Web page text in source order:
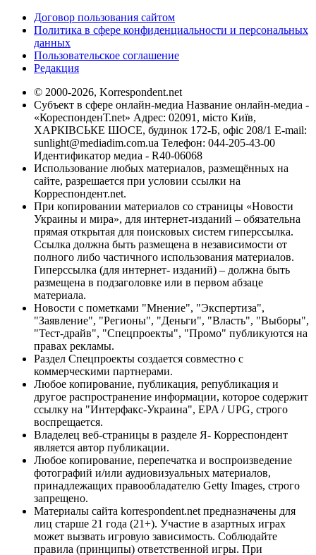
Договор пользования сайтом
Политика в сфере конфиденциальности и персональных
данных
Пользовательское соглашение
Редакция
© 2000-2026, Korrespondent.net
Субъект в сфере онлайн-медиа Название онлайн-медиа -
«КореспонденТ.net» Адрес: 02091, місто Київ,
ХАРКІВСЬКЕ ШОСЕ, будинок 172-Б, офіс 208/1 E-mail:
sunlight@mediadim.com.ua Телефон: 044-205-43-00
Идентификатор медиа - R40-06068
Использование любых материалов, размещённых на
сайте, разрешается при условии ссылки на
Корреспондент.net.
При копировании материалов со страницы «Новости
Украины и мира», для интернет-изданий – обязательна
прямая открытая для поисковых систем гиперссылка.
Ссылка должна быть размещена в независимости от
полного либо частичного использования материалов.
Гиперссылка (для интернет- изданий) – должна быть
размещена в подзаголовке или в первом абзаце
материала.
Новости с пометками "Мнение", "Экспертиза",
"Заявление", "Регионы", "Деньги", "Власть", "Выборы",
"Тест-драйв", "Спецпроекты", "Промо" публикуются на
правах рекламы.
Раздел Спецпроекты создается совместно с
коммерческими партнерами.
Любое копирование, публикация, републикация и
другое распространение информации, которое содержит
ссылку на "Интерфакс-Украина", EPA / UPG, строго
воспрещается.
Владелец веб-страницы в разделе Я- Корреспондент
является автор публикации.
Любое копирование, перепечатка и воспроизведение
фотографий и/или аудиовизуальных материалов,
принадлежащих правообладателю Getty Images, строго
запрещено.
Материалы сайта korrespondent.net предназначены для
лиц старше 21 года (21+). Участие в азартных играх
может вызвать игровую зависимость. Соблюдайте
правила (принципы) ответственной игры. При